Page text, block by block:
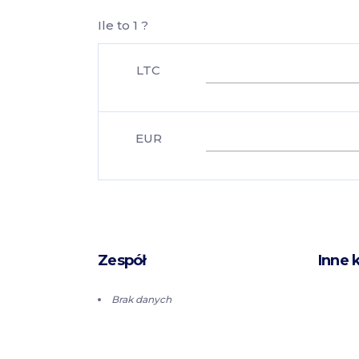
Ile to 1 ?
LTC
EUR
Zespół
Brak danych
Inne